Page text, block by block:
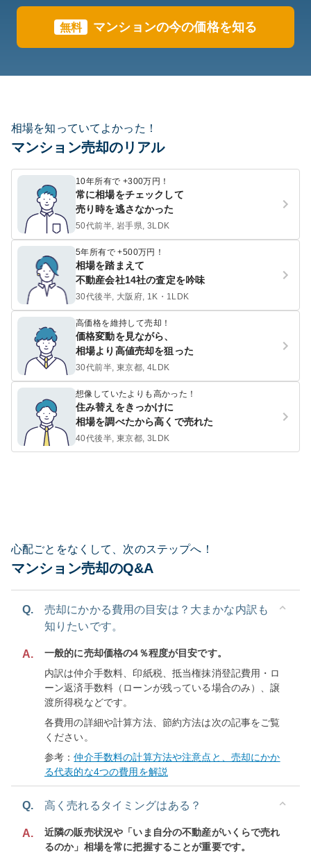
無料 マンションの今の価格を知る
相場を知っていてよかった！
マンション売却のリアル
10年所有で +300万円！
常に相場をチェックして
売り時を逃さなかった
50代前半, 岩手県, 3LDK
5年所有で +500万円！
相場を踏まえて
不動産会社14社の査定を吟味
30代後半, 大阪府, 1K・1LDK
高価格を維持して売却！
価格変動を見ながら、
相場より高値売却を狙った
30代前半, 東京都, 4LDK
想像していたよりも高かった！
住み替えをきっかけに
相場を調べたから高くで売れた
40代後半, 東京都, 3LDK
心配ごとをなくして、次のステップへ！
マンション売却のQ&A
Q.
売却にかかる費用の目安は？大まかな内訳も
知りたいです。
A.
一般的に売却価格の4％程度が目安です。
内訳は仲介手数料、印紙税、抵当権抹消登記費用・ロ
ーン返済手数料（ローンが残っている場合のみ）、譲
渡所得税などです。
各費用の詳細や計算方法、節約方法は次の記事をご覧
ください。
参考：仲介手数料の計算方法や注意点と、売却にかか
る代表的な4つの費用を解説
Q. 高く売れるタイミングはある？
A.
近隣の販売状況や「いま自分の不動産がいくらで売れ
るのか」相場を常に把握することが重要です。